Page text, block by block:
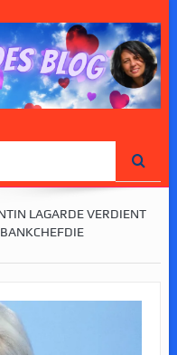
LAGARDE VERDIENT